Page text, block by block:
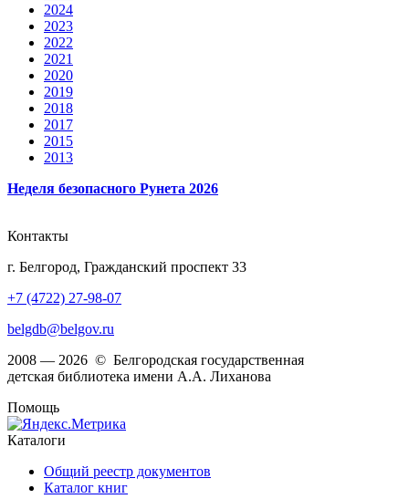
2024
2023
2022
2021
2020
2019
2018
2017
2015
2013
Неделя безопасного Рунета 2026
Контакты
г. Белгород, Гражданский проспект 33
+7 (4722) 27-98-07
belgdb@belgov.ru
2008 — 2026 © Белгородская государственная
детская библиотека имени А.А. Лиханова
Помощь
Каталоги
Общий реестр документов
Каталог книг